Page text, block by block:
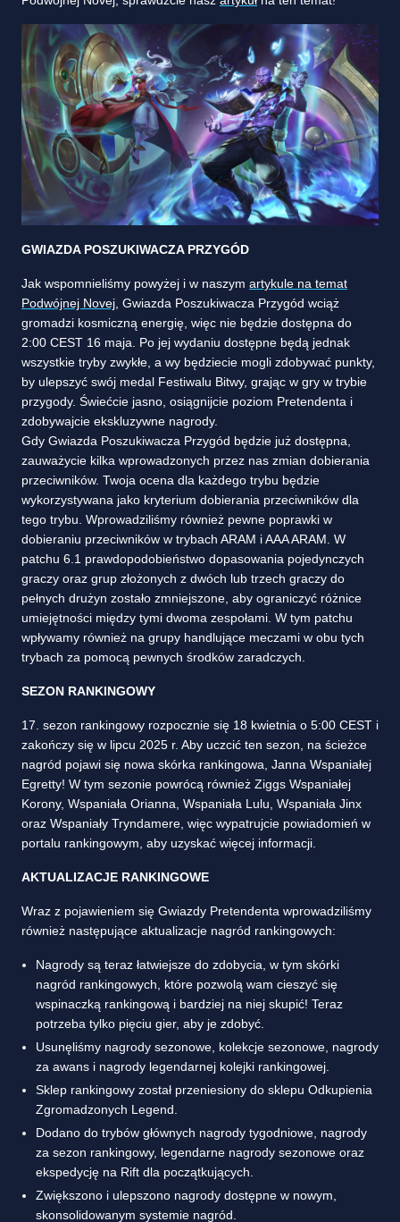
GWIAZDA POSZUKIWACZA PRZYGÓD
Jak wspomnieliśmy powyżej i w naszym artykule na temat
Podwójnej Novej , Gwiazda Poszukiwacza Przygód wciąż
gromadzi kosmiczną energię, więc nie będzie dostępna do
2:00 CEST 16 maja. Po jej wydaniu dostępne będą jednak
wszystkie tryby zwykłe, a wy będziecie mogli zdobywać punkty,
by ulepszyć swój medal Festiwalu Bitwy, grając w gry w trybie
przygody. Świećcie jasno, osiągnijcie poziom Pretendenta i
zdobywajcie ekskluzywne nagrody.
Gdy Gwiazda Poszukiwacza Przygód będzie już dostępna,
zauważycie kilka wprowadzonych przez nas zmian dobierania
przeciwników. Twoja ocena dla każdego trybu będzie
wykorzystywana jako kryterium dobierania przeciwników dla
tego trybu. Wprowadziliśmy również pewne poprawki w
dobieraniu przeciwników w trybach ARAM i AAA ARAM. W
patchu 6.1 prawdopodobieństwo dopasowania pojedynczych
graczy oraz grup złożonych z dwóch lub trzech graczy do
pełnych drużyn zostało zmniejszone, aby ograniczyć różnice
umiejętności między tymi dwoma zespołami. W tym patchu
wpływamy również na grupy handlujące meczami w obu tych
trybach za pomocą pewnych środków zaradczych.
SEZON RANKINGOWY
17. sezon rankingowy rozpocznie się 18 kwietnia o 5:00 CEST i
zakończy się w lipcu 2025 r. Aby uczcić ten sezon, na ścieżce
nagród pojawi się nowa skórka rankingowa, Janna Wspaniałej
Egretty! W tym sezonie powrócą również Ziggs Wspaniałej
Korony, Wspaniała Orianna, Wspaniała Lulu, Wspaniała Jinx
oraz Wspaniały Tryndamere, więc wypatrujcie powiadomień w
portalu rankingowym, aby uzyskać więcej informacji.
AKTUALIZACJE RANKINGOWE
Wraz z pojawieniem się Gwiazdy Pretendenta wprowadziliśmy
również następujące aktualizacje nagród rankingowych:
Nagrody są teraz łatwiejsze do zdobycia, w tym skórki
nagród rankingowych, które pozwolą wam cieszyć się
wspinaczką rankingową i bardziej na niej skupić! Teraz
potrzeba tylko pięciu gier, aby je zdobyć.
Usunęliśmy nagrody sezonowe, kolekcje sezonowe, nagrody
za awans i nagrody legendarnej kolejki rankingowej.
Sklep rankingowy został przeniesiony do sklepu Odkupienia
Zgromadzonych Legend.
Dodano do trybów głównych nagrody tygodniowe, nagrody
za sezon rankingowy, legendarne nagrody sezonowe oraz
ekspedycję na Rift dla początkujących.
Zwiększono i ulepszono nagrody dostępne w nowym,
skonsolidowanym systemie nagród.